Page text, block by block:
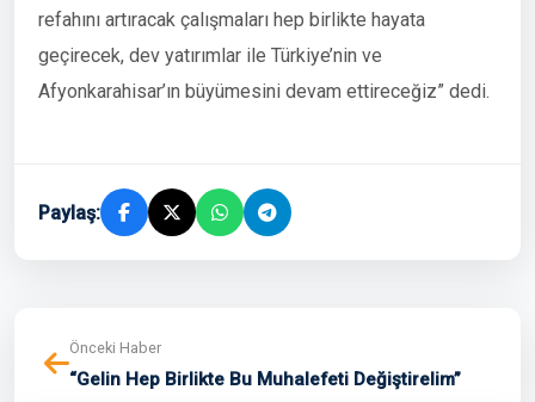
refahını artıracak çalışmaları hep birlikte hayata
geçirecek, dev yatırımlar ile Türkiye’nin ve
Afyonkarahisar’ın büyümesini devam ettireceğiz” dedi.
Paylaş:
Önceki Haber
“Gelin Hep Birlikte Bu Muhalefeti Değiştirelim”